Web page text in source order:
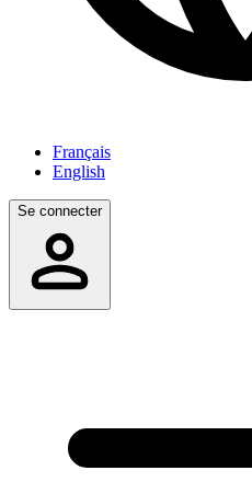
Français
English
Se connecter